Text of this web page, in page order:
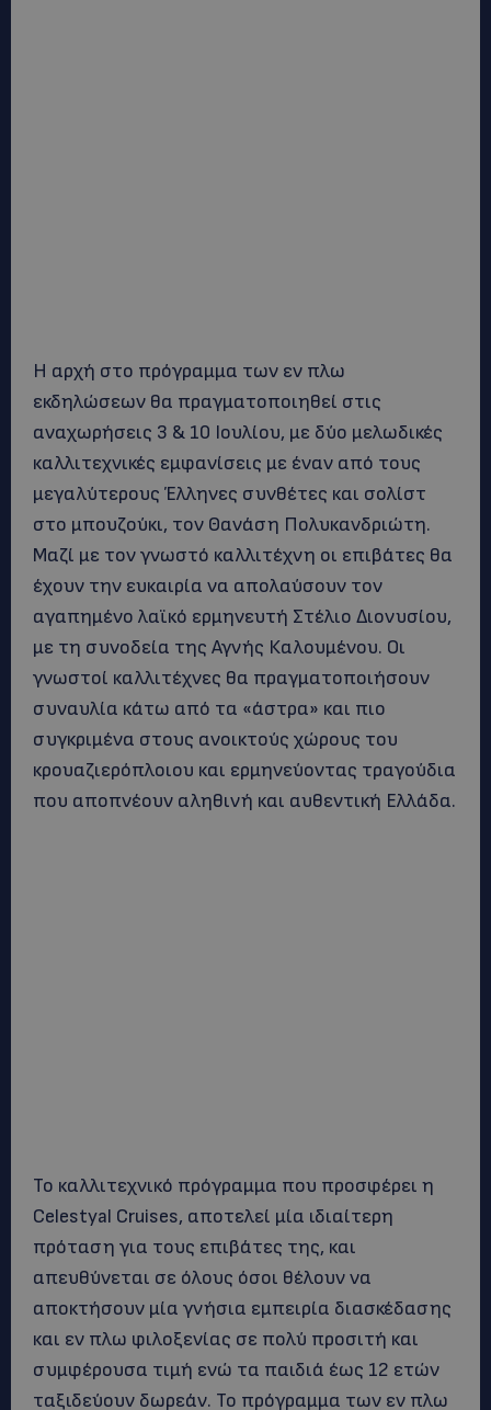
Η αρχή στο πρόγραμμα των εν πλω
εκδηλώσεων θα πραγματοποιηθεί στις
αναχωρήσεις 3 & 10 Ιουλίου, με δύο μελωδικές
καλλιτεχνικές εμφανίσεις με έναν από τους
μεγαλύτερους Έλληνες συνθέτες και σολίστ
στο μπουζούκι, τον Θανάση Πολυκανδριώτη.
Μαζί με τον γνωστό καλλιτέχνη οι επιβάτες θα
έχουν την ευκαιρία να απολαύσουν τον
αγαπημένο λαϊκό ερμηνευτή Στέλιο Διονυσίου,
με τη συνοδεία της Αγνής Καλουμένου. Οι
γνωστοί καλλιτέχνες θα πραγματοποιήσουν
συναυλία κάτω από τα «άστρα» και πιο
συγκριμένα στους ανοικτούς χώρους του
κρουαζιερόπλοιου και ερμηνεύοντας τραγούδια
που αποπνέουν αληθινή και αυθεντική Ελλάδα.
Το καλλιτεχνικό πρόγραμμα που προσφέρει η
Celestyal Cruises, αποτελεί μία ιδιαίτερη
πρόταση για τους επιβάτες της, και
απευθύνεται σε όλους όσοι θέλουν να
αποκτήσουν μία γνήσια εμπειρία διασκέδασης
και εν πλω φιλοξενίας σε πολύ προσιτή και
συμφέρουσα τιμή ενώ τα παιδιά έως 12 ετών
ταξιδεύουν δωρεάν. Το πρόγραμμα των εν πλω